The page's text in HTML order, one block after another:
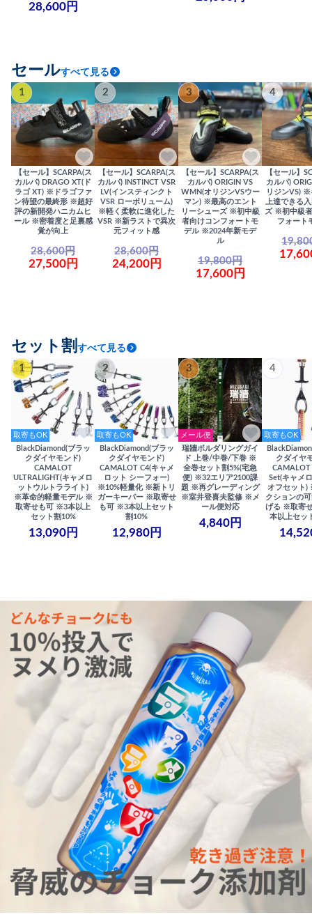
28,600円
セールすべて見る
1
【セール】SCARPA(ス
カルパ) DRAGO XT(ド
ラゴ XT) ※ドラゴファ
ン待望の最終形 ※超好
評の新開発ハニカムヒ
ール ※密着度と足裏感
覚が向上
28,600円
27,500円
2
【セール】SCARPA(ス
カルパ) INSTINCT VSR
LV(インスティンクト
VSR ローボリューム)
※軽く柔軟に進化した
VSR ※新ラストで異次
元フィット感
28,600円
24,200円
3
【セール】SCARPA(ス
カルパ) ORIGIN VS
WMN(オリジンVSウー
マン) ※最高のエント
リーシューズ ※初中級
者向けコンフォートモ
デル ※2024年新モデ
ル
19,800円
17,600円
4
【セール】
カルパ)
リジンVS) ※
上達できる
ズ ※初中級
フォート
セット割 すべて見る
1
取寄もOK
BlackDiamond(ブラッ
クダイヤモンド)
CAMALOT
ULTRALIGHT(キャメロ
ットウルトラライト)
※革命的軽量モデル ※
取寄せも可 ※3本以上
セット割10%
13,090円
2
取寄もOK
BlackDiamond(ブラッ
クダイヤモンド)
CAMALOT C4(キャメ
ロット シーフォー)
※10%軽量化 ※新トリ
ガーキーパー ※取寄せ
も可 ※3本以上セット
割10%
12,980円
3
メール便
瑞牆ボルダリングガイ
ド 上巻/中巻/下巻 ※
全巻セット割5%(宅急
便) ※32エリア2100課
題 ※再グレーディング
※室井登喜夫監修 ※メ
ール便対応
4,840円
4
取寄もOK
クダイヤ
Set(キャメ
オフセット)
クションの
げる ※取寄
本以上セッ